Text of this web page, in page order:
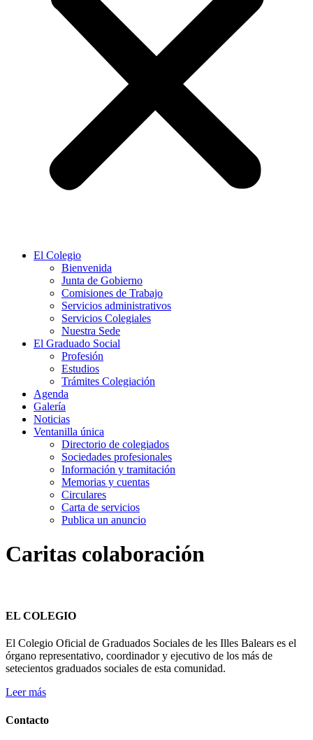
El Colegio
Bienvenida
Junta de Gobierno
Comisiones de Trabajo
Servicios administrativos
Servicios Colegiales
Nuestra Sede
El Graduado Social
Profesión
Estudios
Trámites Colegiación
Agenda
Galería
Noticias
Ventanilla única
Directorio de colegiados
Sociedades profesionales
Información y tramitación
Memorias y cuentas
Circulares
Carta de servicios
Publica un anuncio
Caritas colaboración
EL COLEGIO
El Colegio Oficial de Graduados Sociales de les Illes Balears es el
órgano representativo, coordinador y ejecutivo de los más de
setecientos graduados sociales de esta comunidad.
Leer más
Contacto